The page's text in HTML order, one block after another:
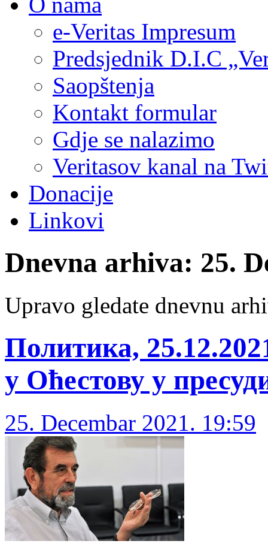
e-Veritas Impresum
Predsjednik D.I.C
Saopštenja
Kontakt formular
Gdje se nalazimo
Veritasov kanal na
Donacije
Linkovi
Dnevna arhiva: 25.
Upravo gledate dnevnu
Политика,
у Оћестову у
25. Decembar 2021. 19:59